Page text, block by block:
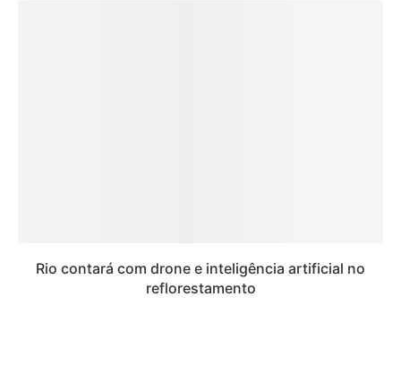
Rio contará com drone e inteligência artificial no
reflorestamento